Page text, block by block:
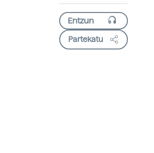
Partekatu